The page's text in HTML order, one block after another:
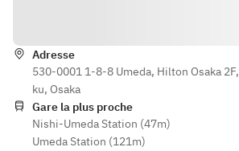
Adresse
530-0001 1-8-8 Umeda, Hilton Osaka
ku, Osaka
Gare la plus proche
Nishi-Umeda Station (47m)
Umeda Station (121m)